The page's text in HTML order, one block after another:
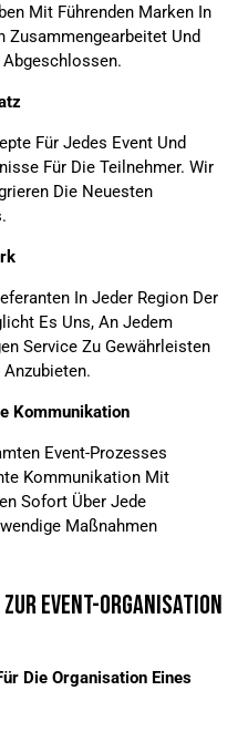
Mit Führenden Marken In
Zusammengearbeitet Und
Für Jedes Event Und
Für Die Teilnehmer. Wir
Die Neuesten
In Jeder Region Der
Es Uns, An Jedem
Service Zu Gewährleisten
Kommunikation
Event-Prozesses
Kommunikation Mit
Sofort Über Jede
Maßnahmen
Event-Organisation
Die Organisation Eines